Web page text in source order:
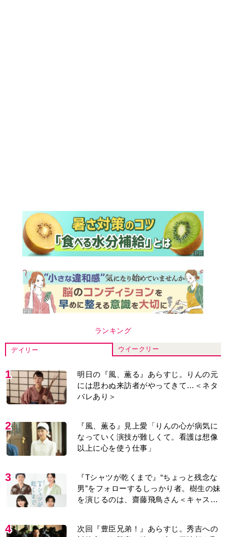
『風、薫る』見上愛「りんの心が病気に
なっていく演技が難しくて。看護は想像
以上に心を使う仕事」
『Tシャツが乾くまで』“ちょっと残念な
男”をフォローするしっかり者。樹生の妹
を演じるのは、齋藤飛鳥さん＜キャスト
紹介＞
次回『豊臣兄弟！』あらすじ。秀吉への
り戻すため、小一郎が動き出し「信長の
5
『風、薫る』次週予告。東京に戻ったり
ん。シマケンと横沢が遭遇。「好きで
す」と告げたのは…
6
＜3人って誰のこと？＞『Tシャツが乾く
まで』水族館で咲子が放った〈何気ない
一言〉に視聴者「これも何かの伏線？」
7
来週の『風、薫る』あらすじ。派出看護
を軌道に乗せようと懸命に働く直美。そ
してついに＜あの人＞が…＜ネタバレあ
8
『Tシャツが乾くまで』第6話あらすじ。